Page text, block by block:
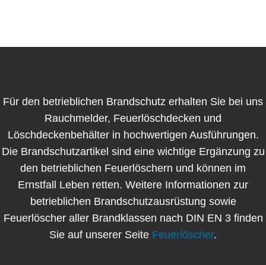
Für den betrieblichen Brandschutz erhalten Sie bei uns
Rauchmelder, Feuerlöschdecken und
Löschdeckenbehälter in hochwertigen Ausführungen.
Die Brandschutzartikel sind eine wichtige Ergänzung zu
den betrieblichen Feuerlöschern und können im
Ernstfall Leben retten. Weitere Informationen zur
betrieblichen Brandschutzausrüstung sowie
Feuerlöscher aller Brandklassen nach DIN EN 3 finden
Sie auf unserer Seite Feuerlöscher.